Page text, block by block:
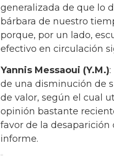
generalizada de que lo
bárbara de nuestro
porque, por un lado,
efectivo en circulación
Yannis Messaoui (Y.M.)
de una disminución de
de valor, según el cual
opinión bastante
favor de la
informe.